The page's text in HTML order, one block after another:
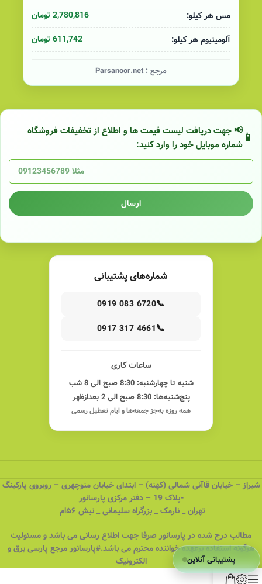
مس هر کیلو:
2,780,816 تومان
آلومینیوم هر کیلو:
611,742 تومان
مرجع : Parsanoor.net
📢 جهت دریافت لیست قیمت ها و اطلاع از تخفیفات فروشگاه
شماره موبایل خود را وارد کنید:
ارسال
شماره‌های پشتیبانی
📞
0919 083 6720
📞
0917 317 4661
ساعات کاری
شنبه تا چهارشنبه: 8:30 صبح الی 8 شب
پنج‌شنبه‌ها: 8:30 صبح الی 2 بعدازظهر
همه روزه به‌جز جمعه‌ها و ایام تعطیل رسمی
شیراز – خیابان قاآنی شمالی (کهنه) – ابتدای خیابان منوچهری – روبروی پارکینگ
-پلاک 19 – دفتر مرکزی پارسانور
تهران _ نارمک _ بزرگراه سلیمانی _ نبش ۵۶ام
مطالب درج شده در پارسانور صرفا جهت اطلاع رسانی می باشد و مسئولیت
هرگونه استفاده برعهده خواننده محترم می باشد.#پارسانور مرجع پارسی برق و
الکترونیک
پشتیبانی آنلاین